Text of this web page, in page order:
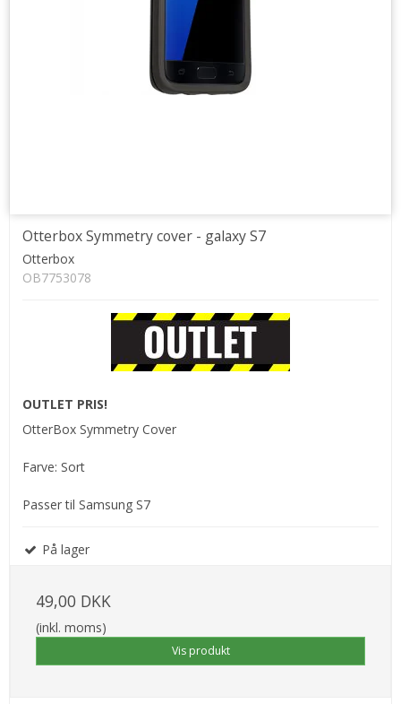
Otterbox Symmetry cover - galaxy S7
Otterbox
OB7753078
OUTLET PRIS!
OtterBox Symmetry Cover
Farve: Sort
Passer til Samsung S7
På lager
49,00 DKK
(inkl. moms)
Vis produkt